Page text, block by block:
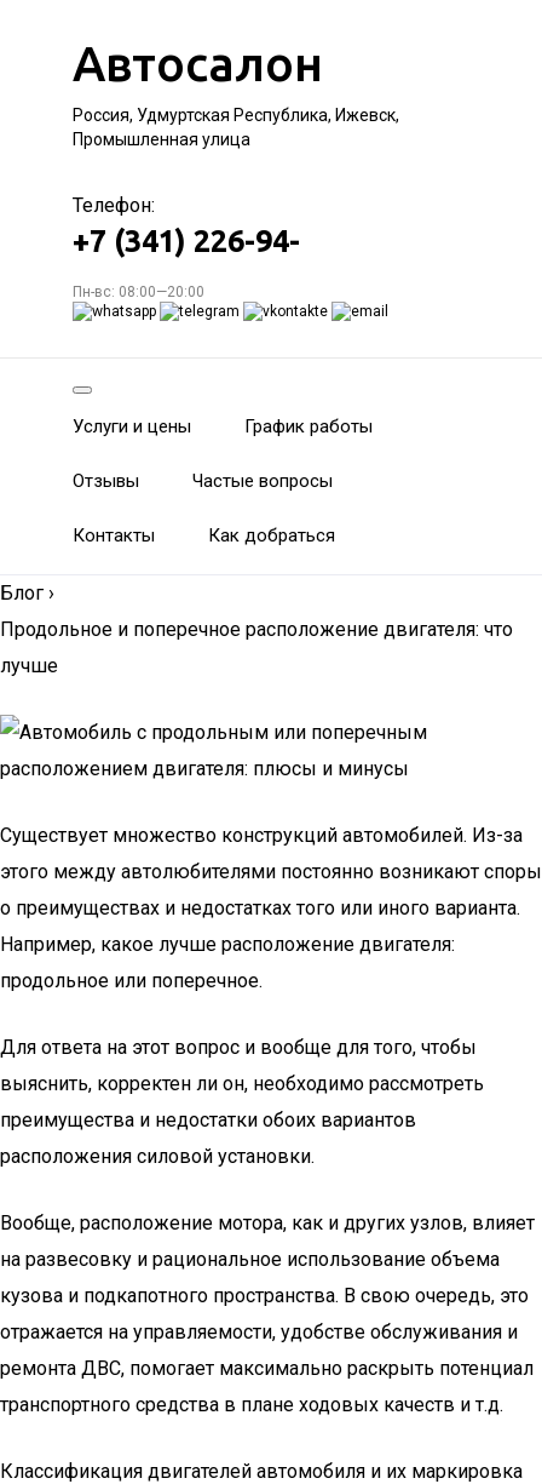
Автосалон
Россия, Удмуртская Республика, Ижевск,
Промышленная улица
Телефон:
+7 (341) 226-94-
Пн-вс: 08:00—20:00
Услуги и цены График работы
Отзывы Частые вопросы
Контакты Как добраться
Блог ›
Продольное и поперечное расположение двигателя: что
лучше
Существует множество конструкций автомобилей. Из-за
этого между автолюбителями постоянно возникают споры
о преимуществах и недостатках того или иного варианта.
Например, какое лучше расположение двигателя:
продольное или поперечное.
Для ответа на этот вопрос и вообще для того, чтобы
выяснить, корректен ли он, необходимо рассмотреть
преимущества и недостатки обоих вариантов
расположения силовой установки.
Вообще, расположение мотора, как и других узлов, влияет
на развесовку и рациональное использование объема
кузова и подкапотного пространства. В свою очередь, это
отражается на управляемости, удобстве обслуживания и
ремонта ДВС, помогает максимально раскрыть потенциал
транспортного средства в плане ходовых качеств и т.д.
Классификация двигателей автомобиля и их маркировка